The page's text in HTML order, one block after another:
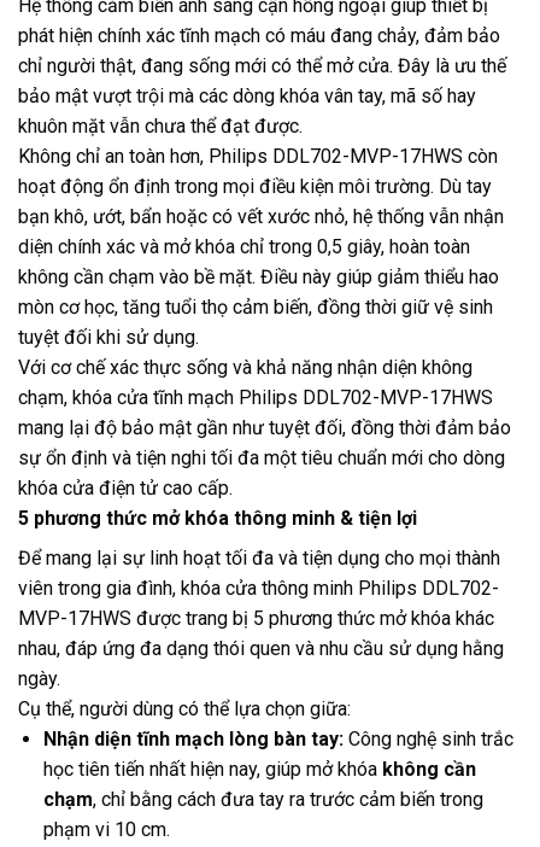
Hệ thống cảm biến ánh sáng cận hồng ngoại giúp thiết bị
phát hiện chính xác tĩnh mạch có máu đang chảy, đảm bảo
chỉ người thật, đang sống mới có thể mở cửa. Đây là ưu thế
bảo mật vượt trội mà các dòng khóa vân tay, mã số hay
khuôn mặt vẫn chưa thể đạt được.
Không chỉ an toàn hơn, Philips DDL702-MVP-17HWS còn
hoạt động ổn định trong mọi điều kiện môi trường. Dù tay
bạn khô, ướt, bẩn hoặc có vết xước nhỏ, hệ thống vẫn nhận
diện chính xác và mở khóa chỉ trong 0,5 giây, hoàn toàn
không cần chạm vào bề mặt. Điều này giúp giảm thiểu hao
mòn cơ học, tăng tuổi thọ cảm biến, đồng thời giữ vệ sinh
tuyệt đối khi sử dụng.
Với cơ chế xác thực sống và khả năng nhận diện không
chạm, khóa cửa tĩnh mạch Philips DDL702-MVP-17HWS
mang lại độ bảo mật gần như tuyệt đối, đồng thời đảm bảo
sự ổn định và tiện nghi tối đa một tiêu chuẩn mới cho dòng
khóa cửa điện tử cao cấp.
5 phương thức mở khóa thông minh & tiện lợi
Để mang lại sự linh hoạt tối đa và tiện dụng cho mọi thành
viên trong gia đình, khóa cửa thông minh Philips DDL702-
MVP-17HWS được trang bị 5 phương thức mở khóa khác
nhau, đáp ứng đa dạng thói quen và nhu cầu sử dụng hằng
ngày.
Cụ thể, người dùng có thể lựa chọn giữa:
Nhận diện tĩnh mạch lòng bàn tay:Công nghệ sinh trắc
học tiên tiến nhất hiện nay, giúp mở khóa không cần
chạm, chỉ bằng cách đưa tay ra trước cảm biến trong
phạm vi 10 cm.